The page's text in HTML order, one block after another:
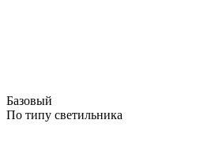
Базовый
По типу светильника